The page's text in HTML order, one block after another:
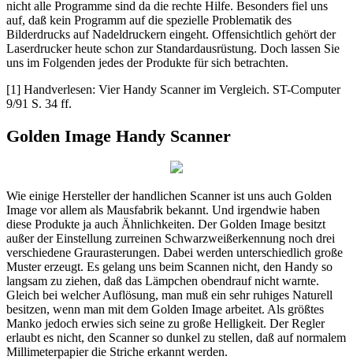
nicht alle Programme sind da die rechte Hilfe. Besonders fiel uns
auf, daß kein Programm auf die spezielle Problematik des
Bilderdrucks auf Nadeldruckern eingeht. Offensichtlich gehört der
Laserdrucker heute schon zur Standardausrüstung. Doch lassen Sie
uns im Folgenden jedes der Produkte für sich betrachten.
[1] Handverlesen: Vier Handy Scanner im Vergleich. ST-Computer
9/91 S. 34 ff.
Golden Image Handy Scanner
Wie einige Hersteller der handlichen Scanner ist uns auch Golden
Image vor allem als Mausfabrik bekannt. Und irgendwie haben
diese Produkte ja auch Ähnlichkeiten. Der Golden Image besitzt
außer der Einstellung zurreinen Schwarzweißerkennung noch drei
verschiedene Graurasterungen. Dabei werden unterschiedlich große
Muster erzeugt. Es gelang uns beim Scannen nicht, den Handy so
langsam zu ziehen, daß das Lämpchen obendrauf nicht warnte.
Gleich bei welcher Auflösung, man muß ein sehr ruhiges Naturell
besitzen, wenn man mit dem Golden Image arbeitet. Als größtes
Manko jedoch erwies sich seine zu große Helligkeit. Der Regler
erlaubt es nicht, den Scanner so dunkel zu stellen, daß auf normalem
Millimeterpapier die Striche erkannt werden.